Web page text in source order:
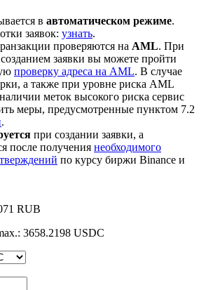
в автоматическом режиме.
заявок: узнать.
проверяются на AML. При
заявки вы можете пройти
проверку адреса на AML. В случае
а также при уровне риска AML
меток высокого риска сервис
меры, предусмотренные пунктом 7.2
.
при создании заявки, а
после получения необходимого
по курсу биржи Binance и
RUB
3658.2198 USDC